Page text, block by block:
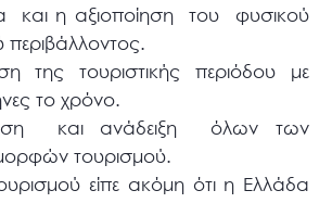
και η αξιοποίηση του φυσικού
περιβάλλοντος.
της τουριστικής περιόδου με
το χρόνο.
και ανάδειξη όλων των
τουρισμού.
είπε ακόμη ότι η Ελλάδα